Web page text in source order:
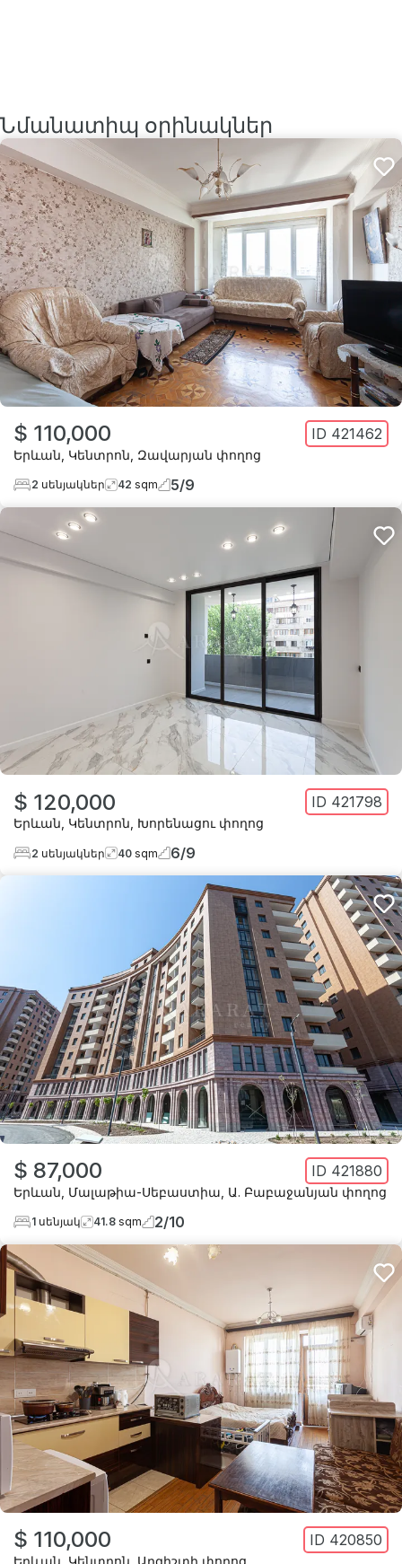
Նմանատիպ օրինակներ
$ 110,000 ID 421462
Երևան Կենտրոն Զավարյան փողոց
2 սենյակներ 42 sqm 5/9
$ 120,000 ID 421798
Երևան Կենտրոն Խորենացու փողոց
2 սենյակներ 40 sqm 6/9
$ 87,000 ID 421880
Երևան Մալաթիա-Սեբաստիա Ա. Բաբաջանյան փողոց
1 սենյակ 41.8 sqm 2/10
$ 110,000 ID 420850
Երևան Կենտրոն Արգիշտի փողոց